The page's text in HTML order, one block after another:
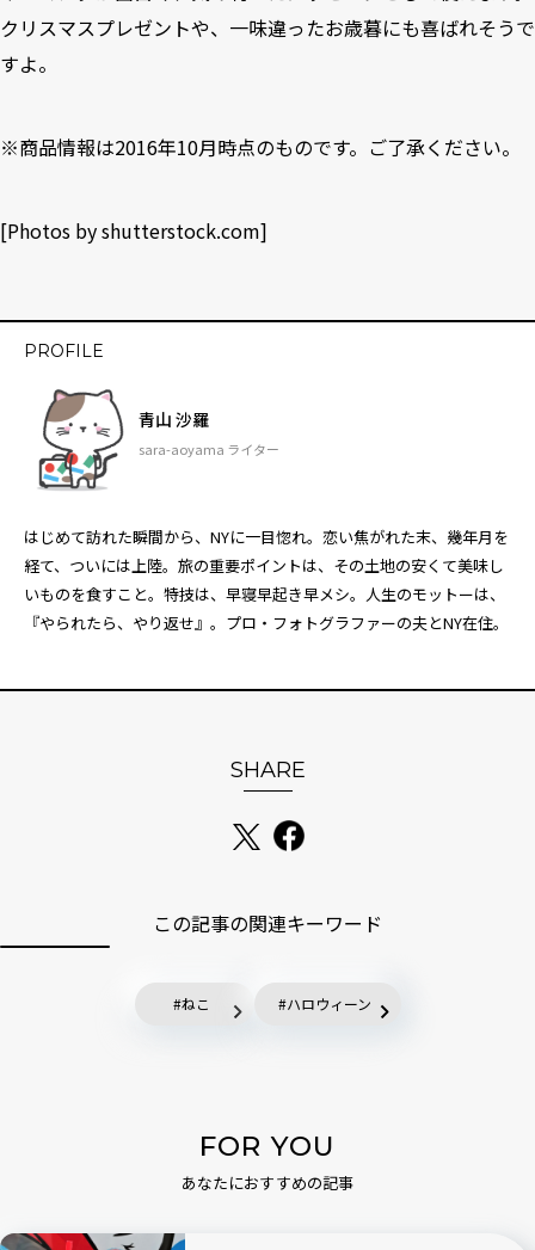
クリスマスプレゼントや、一味違ったお歳暮にも喜ばれそうで
すよ。
※商品情報は2016年10月時点のものです。ご了承ください。
[Photos byshutterstock.com]
PROFILE
青山 沙羅
sara-aoyama ライター
はじめて訪れた瞬間から、NYに一目惚れ。恋い焦がれた末、幾年月を
経て、ついには上陸。旅の重要ポイントは、その土地の安くて美味し
いものを食すこと。特技は、早寝早起き早メシ。人生のモットーは、
『やられたら、やり返せ』。プロ・フォトグラファーの夫とNY在住。
SHARE
この記事の関連キーワード
ねこ ハロウィーン
FOR YOU
あなたにおすすめの記事